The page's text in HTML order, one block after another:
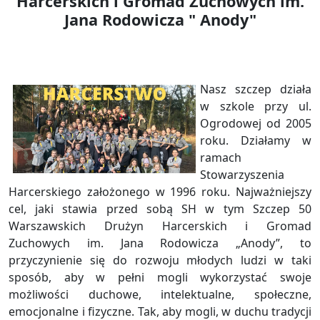
Jana Rodowicza " Anody"
Nasz szczep działa
w szkole przy ul.
Ogrodowej od 2005
roku. Działamy w
ramach
Stowarzyszenia
Harcerskiego założonego w 1996 roku. Najważniejszy
cel, jaki stawia przed sobą SH w tym Szczep 50
Warszawskich Drużyn Harcerskich i Gromad
Zuchowych im. Jana Rodowicza „Anody”, to
przyczynienie się do rozwoju młodych ludzi w taki
sposób, aby w pełni mogli wykorzystać swoje
możliwości duchowe, intelektualne, społeczne,
emocjonalne i fizyczne. Tak, aby mogli, w duchu tradycji